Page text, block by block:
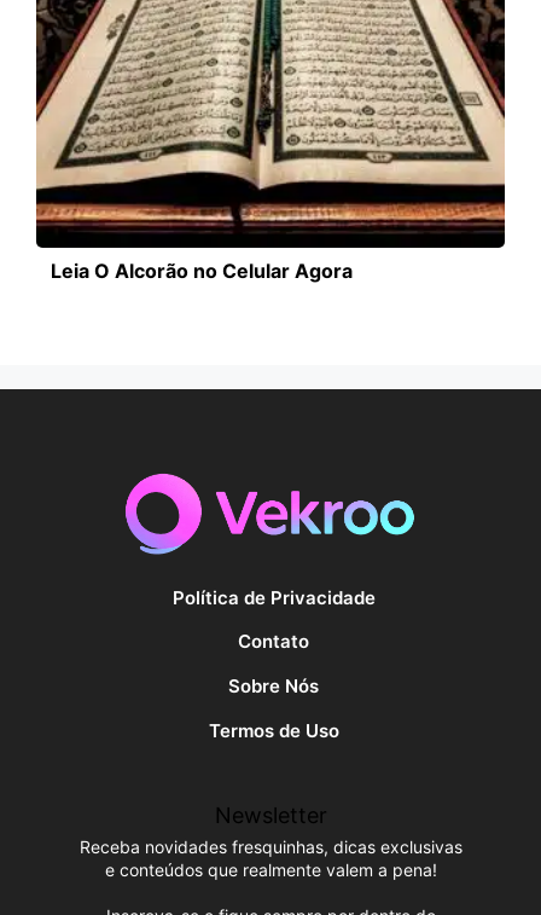
Leia O Alcorão no Celular Agora
Política de Privacidade
Contato
Sobre Nós
Termos de Uso
Newsletter
Receba novidades fresquinhas, dicas exclusivas
e conteúdos que realmente valem a pena!